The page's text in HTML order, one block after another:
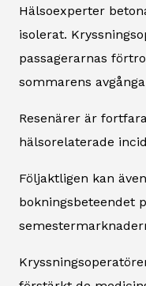
Hälsoexperter
isolerat.
passagerarnas
sommarens
Resenärer är
hälsorelaterade
Följaktligen kan
bokningsbeteendet